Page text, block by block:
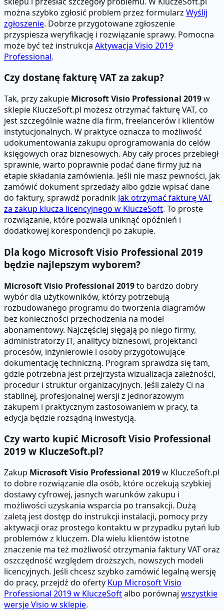
można szybko zgłosić problem przez formularz Wyślij
zgłoszenie. Dobrze przygotowane zgłoszenie
przyspiesza weryfikację i rozwiązanie sprawy. Pomocna
może być też instrukcja Aktywacja Visio 2019
Professional.
Czy dostanę fakturę VAT za zakup?
Tak, przy zakupie Microsoft Visio Professional 2019w
sklepie KluczeSoft.pl możesz otrzymać fakturę VAT, co
jest szczególnie ważne dla firm, freelancerów i klientów
instytucjonalnych. W praktyce oznacza to możliwość
udokumentowania zakupu oprogramowania do celów
księgowych oraz biznesowych. Aby cały proces przebiegł
sprawnie, warto poprawnie podać dane firmy już na
etapie składania zamówienia. Jeśli nie masz pewności, jak
zamówić dokument sprzedaży albo gdzie wpisać dane
do faktury, sprawdź poradnik Jak otrzymać fakturę VAT
za zakup klucza licencyjnego w KluczeSoft. To proste
rozwiązanie, które pozwala uniknąć opóźnień i
dodatkowej korespondencji po zakupie.
Dla kogo Microsoft Visio Professional 2019
będzie najlepszym wyborem?
Microsoft Visio Professional 2019to bardzo dobry
wybór dla użytkowników, którzy potrzebują
rozbudowanego programu do tworzenia diagramów
bez konieczności przechodzenia na model
abonamentowy. Najczęściej sięgają po niego firmy,
administratorzy IT, analitycy biznesowi, projektanci
procesów, inżynierowie i osoby przygotowujące
dokumentację techniczną. Program sprawdza się tam,
gdzie potrzebna jest przejrzysta wizualizacja zależności,
procedur i struktur organizacyjnych. Jeśli zależy Ci na
stabilnej, profesjonalnej wersji z jednorazowym
zakupem i praktycznym zastosowaniem w pracy, ta
edycja będzie rozsądną inwestycją.
Czy warto kupić Microsoft Visio Professional
2019 w KluczeSoft.pl?
Zakup Microsoft Visio Professional 2019w KluczeSoft.pl
to dobre rozwiązanie dla osób, które oczekują szybkiej
dostawy cyfrowej, jasnych warunków zakupu i
możliwości uzyskania wsparcia po transakcji. Dużą
zaletą jest dostęp do instrukcji instalacji, pomocy przy
aktywacji oraz prostego kontaktu w przypadku pytań lub
problemów z kluczem. Dla wielu klientów istotne
znaczenie ma też możliwość otrzymania faktury VAT oraz
oszczędność względem droższych, nowszych modeli
licencyjnych. Jeśli chcesz szybko zamówić legalną wersję
do pracy, przejdź do oferty Kup Microsoft Visio
Professional 2019 w KluczeSoftalbo porównaj wszystkie
wersje Visio w sklepie.